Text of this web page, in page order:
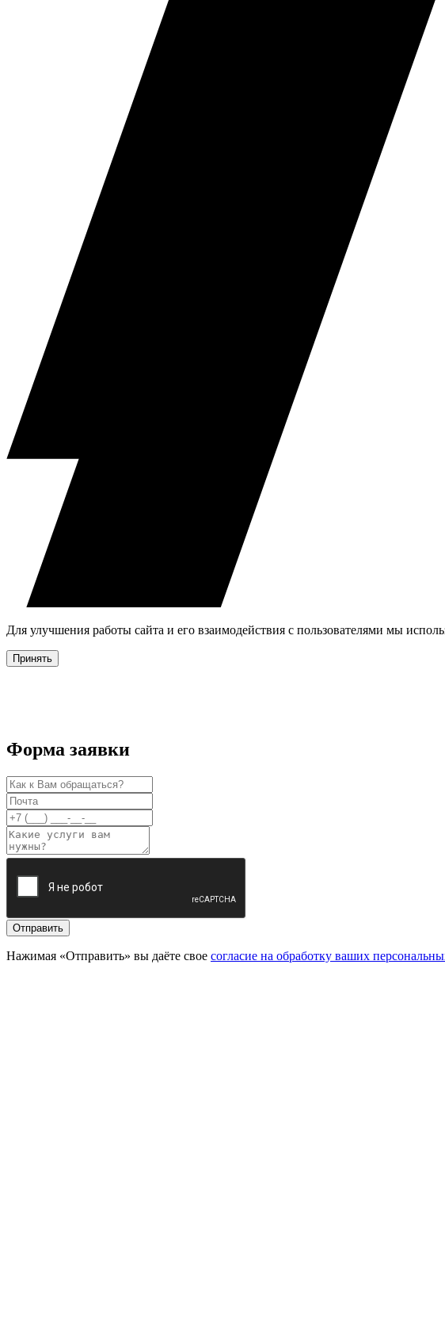
Для улучшения работы сайта и его взаимодействия с пользователями мы
Принять
Форма заявки
Отправить
Нажимая «Отправить» вы даёте свое согласие на обработку ваших